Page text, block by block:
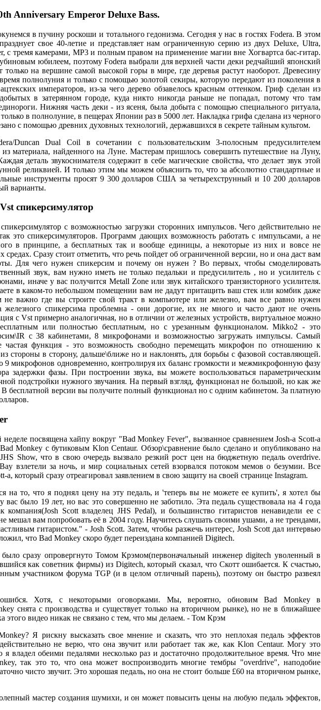
Anniversary Emperor Deluxe Bass.
в пучину роскоши и тотального гедонизма. Сегодня у нас в гостях Fodera. В этом
свое 40-летие и представляет нам ограниченную серию из двух Deluxe, Ultra,
с тремя камерами, MP3 и полным правом на применение магии вне Хогвартса бас-гитар.
юбилеем, поэтому Fodera выбрали для верхней части деки редчайший японский
только на вершине самой высокой горы в мире, где деревья растут наоборот. Древесину
полнолуния и только с помощью золотой секиры, которую передают из поколения в
императоров, из-за чего дерево обзавелось красным оттенком. Гриф сделан из
в затерянном городе, куда никто никогда раньше не попадал, потому что там
Нижняя часть деки - из ясеня, была добыта с помощью специального ритуала,
в полнолуние, в пещерах Японии раз в 5000 лет. Накладка грифа сделана из черного
с помощью древних духовных технологий, державшихся в секрете тайным культом.
Duncan Dual Coil в сочетании с пользовательским 3-полосным предусилителем
из материала, найденного на Луне. Мастерам пришлось совершить путешествие на Луну,
деталь звукоснимателя содержит в себе магические свойства, что делает звук этой
реликвией. И только этим мы можем объяснить то, что за абсолютно стандартные и
инструменты просят 9 300 долларов США за четырехструнный и 10 200 долларов
варианты.
спикерсимулятор
с возможностью загрузки сторонних импульсов. Чего действительно не
это спикерсимуляторов. Программ дающих возможность работать с импульсами, а не
в принципе, а бесплатных так и вообще единицы, а некоторые из них и вовсе не
средах. Сразу стоит отметить, что речь пойдет об ограниченной версии, но и она даст вам
Для чего нужен спикерсим и почему он нужен ? Во первых, чтобы смоделировать
звук, вам нужно иметь не только педальки и предусилитель , но и усилитель с
иначе у вас получится Metall Zone или звук китайского транзисторного усилителя.
в каком-то небольшом помещении вам не дадут притащить ваш стек или комбик даже
важно где вы строите свой тракт в компьютере или железно, вам все равно нужен
железного спикерсима проблемна - они дорогие, их не много и часто дают не очень
с Vst примерно аналогичная, но в отличии от железных устройств, виртуальное можно
или полностью бесплатным, но с урезанным функционалом. Mikko2 - это
с 38 кабинетами, 8 микрофонами и возможностью загружать импульсы. Самый
функция - это возможность свободно перемещать микрофон по отношению к
стороны в сторону, дальше\ближе но и наклонять, для борьбы с фазовой составляющей.
микрофонов одновременно, контролируя их баланс громкости и межмикрофонную фазу
задержки фазы. При построении звука, вы можете воспользоваться параметрическим
подстройки нужного звучания. На первый взгляд, функционал не большой, но как же
В бесплатной версии вы получите полный функционал но с одним кабинетом. За платную
неделе посвящена хайпу вокруг "Bad Monkey Fever", вызванное сравнением Josh-а Scott-а
Monkey с бутиковым Klon Centaur. Обзор\сравнение было сделано и опубликовано на
Show, что в свою очередь вызвало резкий рост цен на бюджетную педаль overdrive.
взлетели за ночь, и мир социальных сетей взорвался потоком мемов о безумии. Все
а, который сразу отреагировал заявлением в свою защиту на своей странице Instagram.
то, что я поднял цену на эту педаль, и 'теперь вы не можете ее купить', я хотел бы
вас было 19 лет, но вас это совершенно не заботило. Эта педаль существовала на 4 года
компания(Josh Scott владелец JHS Pedal), и большинство гитаристов ненавидели ее с
мешал вам попробовать её в 2004 году. Научитесь слушать своими ушами, а не трендами,
гитаристом." - Josh Scott. Затем, чтобы разжечь интерес, Josh Scott дал интервью
что Bad Monkey скоро будет переиздана компанией Digitech.
сразу опровергнуто Томом Крэмом(первоначальный инженер digitech уволенный в
как советник фирмы) из Digitech, который сказал, что Скотт ошибается. К счастью,
участником форума TGP (и в целом отличный парень), поэтому он быстро развеял
Хотя, с некоторыми оговорками. Мы, вероятно, обновим Bad Monkey в
снята с производства и существует только на вторичном рынке), но не в ближайшее
этого видео никак не связано с тем, что мы делаем. - Том Крэм
Я рискну высказать свое мнение и сказать, что это неплохая педаль эффектов
не верю, что она звучит или работает так же, как Klon Centaur. Могу это
я владел обеими педалями несколько раз и достаточно продолжительное время. Что мне
так это то, что она может воспроизводить многие тембры "overdrive", наподобие
чисто звучит. Это хорошая педаль, но она не стоит больше £60 на вторичном рынке,
мастер создания шумихи, и он может повысить цены на любую педаль эффектов,